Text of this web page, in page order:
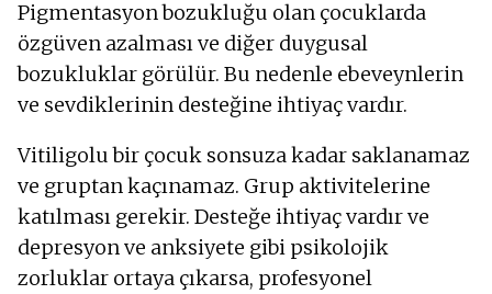
Pigmentasyon bozukluğu olan çocuklarda
özgüven azalması ve diğer duygusal
bozukluklar görülür. Bu nedenle ebeveynlerin
ve sevdiklerinin desteğine ihtiyaç vardır.
Vitiligolu bir çocuk sonsuza kadar saklanamaz
ve gruptan kaçınamaz. Grup aktivitelerine
katılması gerekir. Desteğe ihtiyaç vardır ve
depresyon ve anksiyete gibi psikolojik
zorluklar ortaya çıkarsa, profesyonel